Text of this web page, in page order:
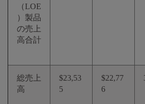
（LOE
）製品
の売上
高合計
総売上
高
$23,53
5
$22,77
6